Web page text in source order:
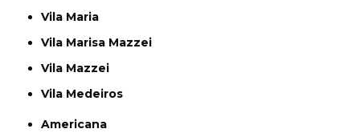
Vila Maria
Vila Marisa Mazzei
Vila Mazzei
Vila Medeiros
Americana